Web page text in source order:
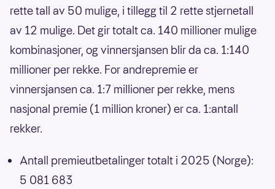
rette tall av 50 mulige, i tillegg til 2 rette stjernetall
av 12 mulige. Det gir totalt ca. 140 millioner mulige
kombinasjoner, og vinnersjansen blir da ca. 1:140
millioner per rekke. For andrepremie er
vinnersjansen ca. 1:7 millioner per rekke, mens
nasjonal premie (1 million kroner) er ca. 1:antall
rekker.
Antall premieutbetalinger totalt i 2025 (Norge):
5 081 683